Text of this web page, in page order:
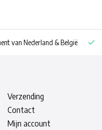
van Nederland & België
Verzending
Contact
Mijn account